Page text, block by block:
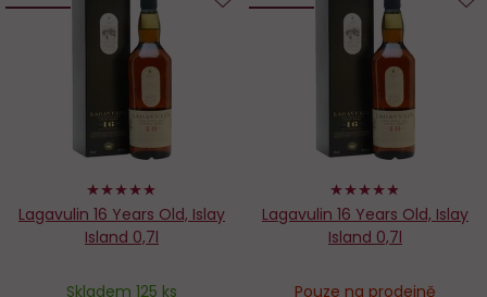
100%
Lagavulin 16 Years Old, Islay
Island 0,7l
Skladem 125 ks
96%
Lagavulin 16 Years Old, Islay
Island 0,7l
Pouze na prodejně